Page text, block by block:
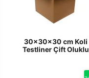
30x30x30 cm Koli
Testliner Çift Oluklu